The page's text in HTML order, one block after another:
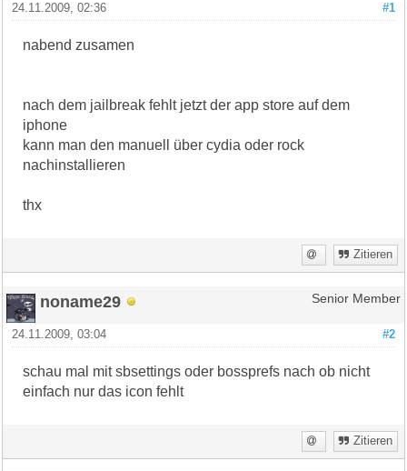
#1
24.11.2009, 02:36
nabend zusamen
nach dem jailbreak fehlt jetzt der app store auf dem
iphone
kann man den manuell über cydia oder rock
nachinstallieren
thx
Zitieren
noname29 Senior Member
#2
24.11.2009, 03:04
schau mal mit sbsettings oder bossprefs nach ob nicht
einfach nur das icon fehlt
Zitieren